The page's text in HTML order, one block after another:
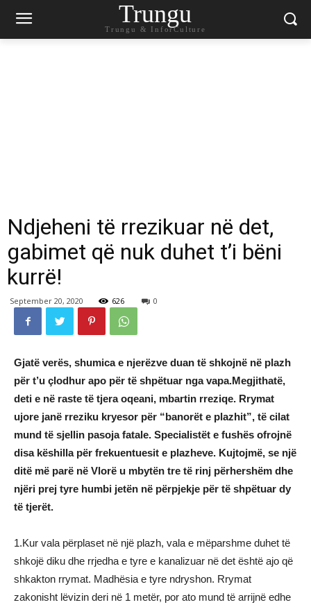
Trungu
Trungu & InforCulture
Ndjeheni të rrezikuar në det,
gabimet që nuk duhet t’i bëni
kurrë!
September 20, 2020 626 0
Gjatë verës, shumica e njerëzve duan të shkojnë në plazh
për t’u çlodhur apo për të shpëtuar nga vapa.Megjithatë,
deti e në raste të tjera oqeani, mbartin rreziqe. Rrymat
ujore janë rreziku kryesor për “banorët e plazhit”, të cilat
mund të sjellin pasoja fatale. Specialistët e fushës ofrojnë
disa këshilla për frekuentuesit e plazheve. Kujtojmë, se një
ditë më parë në Vlorë u mbytën tre të rinj përhershëm dhe
njëri prej tyre humbi jetën në përpjekje për të shpëtuar dy
të tjerët.
1.Kur vala përplaset në një plazh, vala e mëparshme duhet të
shkojë diku dhe rrjedha e tyre e kanalizuar në det është ajo që
shkakton rrymat. Madhësia e tyre ndryshon. Rrymat
zakonisht lëvizin deri në 1 metër, por ato mund të arrijnë edhe